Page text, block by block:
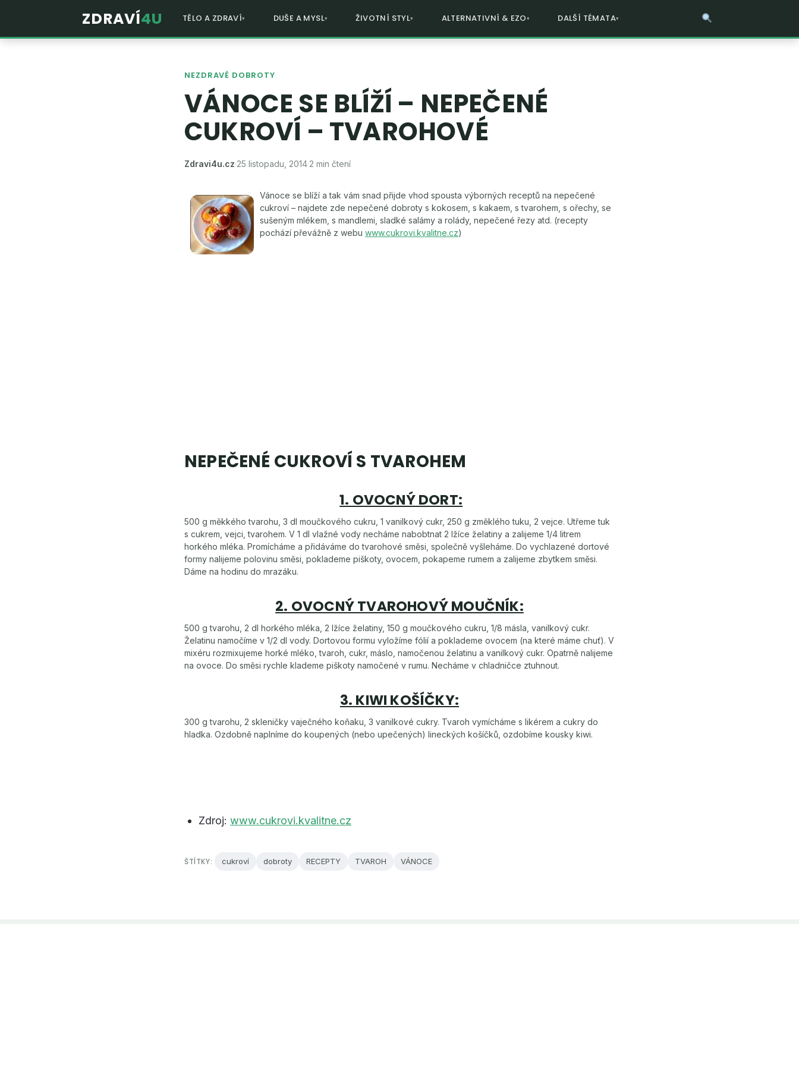
ZDRAVÍ4U TĚLO A ZDRAVÍ DUŠE A MYSL ŽIVOTNÍ STYL ALTERNATIVNÍ & EZO DALŠÍ TÉMATA
NEZDRAVÉ DOBROTY
VÁNOCE SE BLÍŽÍ – NEPEČENÉ
CUKROVÍ – TVAROHOVÉ
Zdravi4u.cz·25 listopadu, 2014·2 min čtení
Vánoce se blíží a tak vám snad přijde vhod spousta výborných receptů na nepečené
cukroví – najdete zde nepečené dobroty s kokosem, s kakaem, s tvarohem, s ořechy, se
sušeným mlékem, s mandlemi, sladké salámy a rolády, nepečené řezy atd. (recepty
pochází převážně z webu www.cukrovi.kvalitne.cz)
NEPEČENÉ CUKROVÍ S TVAROHEM
1. OVOCNÝ DORT:
500 g měkkého tvarohu, 3 dl moučkového cukru, 1 vanilkový cukr, 250 g změklého tuku, 2 vejce. Utřeme tuk
s cukrem, vejci, tvarohem. V 1 dl vlažné vody necháme nabobtnat 2 lžíce želatiny a zalijeme 1/4 litrem
horkého mléka. Promícháme a přidáváme do tvarohové směsi, společně vyšleháme. Do vychlazené dortové
formy nalijeme polovinu směsi, poklademe piškoty, ovocem, pokapeme rumem a zalijeme zbytkem směsi.
Dáme na hodinu do mrazáku.
2. OVOCNÝ TVAROHOVÝ MOUČNÍK:
500 g tvarohu, 2 dl horkého mléka, 2 lžíce želatiny, 150 g moučkového cukru, 1/8 másla, vanilkový cukr.
Želatinu namočíme v 1/2 dl vody. Dortovou formu vyložíme fólií a poklademe ovocem (na které máme chuť). V
mixéru rozmixujeme horké mléko, tvaroh, cukr, máslo, namočenou želatinu a vanilkový cukr. Opatrně nalijeme
na ovoce. Do směsi rychle klademe piškoty namočené v rumu. Necháme v chladničce ztuhnout.
3. KIWI KOŠÍČKY:
300 g tvarohu, 2 skleničky vaječného koňaku, 3 vanilkové cukry. Tvaroh vymícháme s likérem a cukry do
hladka. Ozdobně naplníme do koupených (nebo upečených) lineckých košíčků, ozdobíme kousky kiwi.
Zdroj: www.cukrovi.kvalitne.cz
ŠTÍTKY: cukroví dobroty RECEPTY TVAROH VÁNOCE